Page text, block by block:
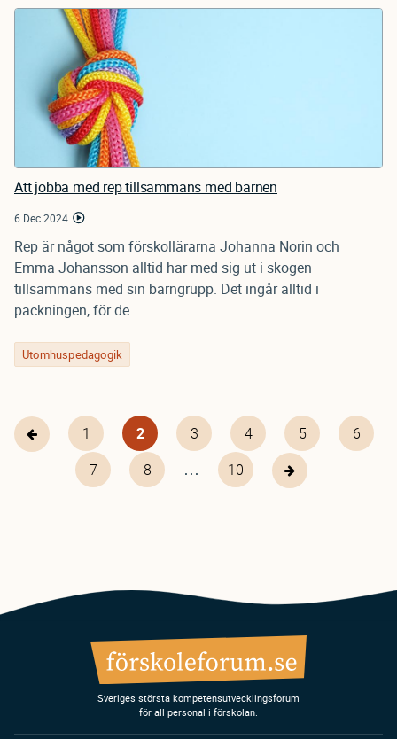
Att jobba med rep tillsammans med barnen
6 Dec 2024
Rep är något som förskollärarna Johanna Norin och
Emma Johansson alltid har med sig ut i skogen
tillsammans med sin barngrupp. Det ingår alltid i
packningen, för de...
Utomhuspedagogik
Pagination
Föregående
sida
Page
1
Nuvarande
sida
2 Page
3 Page
4 Page
5 Page
6
Page
7 Page
8 … 10
10
Nästa
sida
Sveriges största kompetensutvecklingsforum
för all personal i förskolan.